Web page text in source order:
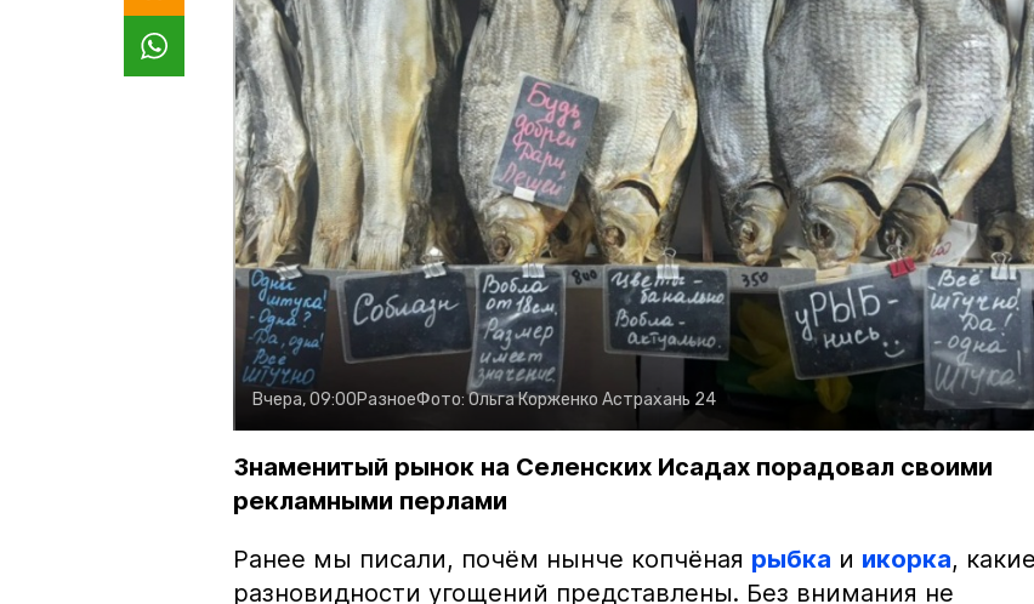
Вчера, 09:00РазноеФото:Ольга Корженко Астрахань 24
Знаменитый рынок на Селенских Исадах порадовал своими
рекламными перлами
Ранее мы писали, почём нынче копчёная рыбка и икорка, какие
разновидности угощений представлены. Без внимания не